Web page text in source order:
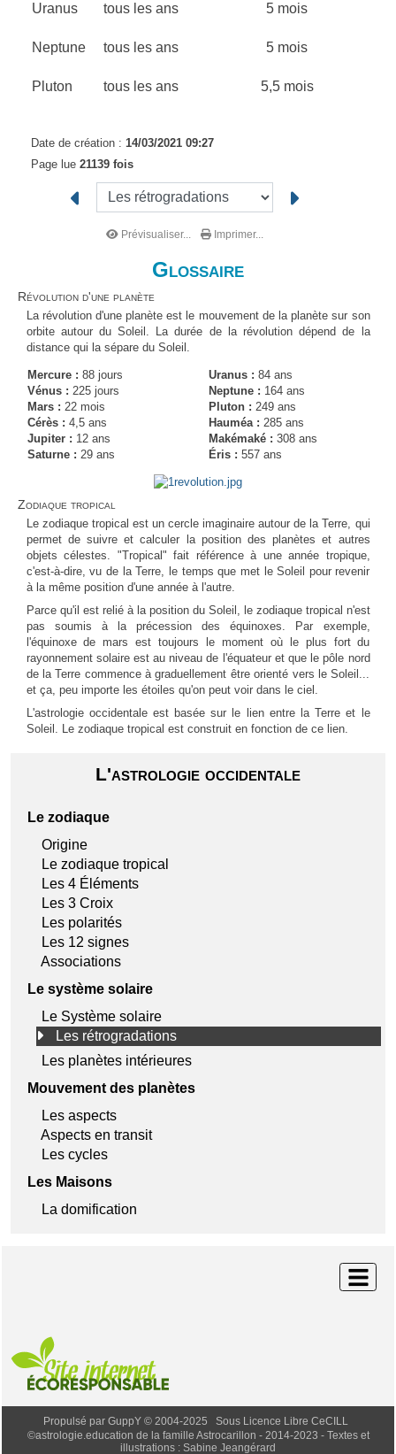
L'astrologie occidentale
Le zodiaque
Origine
Le zodiaque tropical
Les 4 Éléments
Les 3 Croix
Les polarités
Les 12 signes
Associations
Le système solaire
Le Système solaire
Les rétrogradations
Les planètes intérieures
Mouvement des planètes
Les aspects
Aspects en transit
Les cycles
Les Maisons
La domification
Uranus tous les ans 5 mois
Neptune tous les ans 5 mois
Pluton tous les ans 5,5 mois
Date de création : 14/03/2021 09:27
Page lue 21139 fois
Prévisualiser... Imprimer...
Glossaire
Révolution d'une planète
La révolution d'une planète est le mouvement de la planète sur son
orbite autour du Soleil. La durée de la révolution dépend de la
distance qui la sépare du Soleil.
Mercure : 88 jours
Vénus : 225 jours
Mars : 22 mois
Cérès : 4,5 ans
Jupiter : 12 ans
Saturne : 29 ans
Uranus : 84 ans
Neptune : 164 ans
Pluton : 249 ans
Hauméa : 285 ans
Makémaké : 308 ans
Éris : 557 ans
Zodiaque tropical
Le zodiaque tropical est un cercle imaginaire autour de la Terre, qui
permet de suivre et calculer la position des planètes et autres
objets célestes. "Tropical" fait référence à une année tropique,
c'est-à-dire, vu de la Terre, le temps que met le Soleil pour revenir
à la même position d'une année à l'autre.
Parce qu'il est relié à la position du Soleil, le zodiaque tropical n'est
pas soumis à la précession des équinoxes. Par exemple,
l'équinoxe de mars est toujours le moment où le plus fort du
rayonnement solaire est au niveau de l'équateur et que le pôle nord
de la Terre commence à graduellement être orienté vers le Soleil...
et ça, peu importe les étoiles qu'on peut voir dans le ciel.
L'astrologie occidentale est basée sur le lien entre la Terre et le
Soleil. Le zodiaque tropical est construit en fonction de ce lien.
Propulsé par GuppY © 2004-2025
Sous Licence Libre CeCILL
©astrologie.education de la famille Astrocarillon - 2014-2023 - Textes et
illustrations : Sabine Jeangérard